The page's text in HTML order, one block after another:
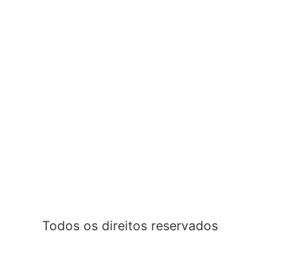
Todos os direitos reservados